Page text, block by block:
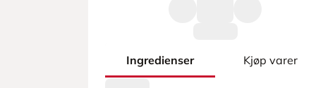
Ingredienser Kjøp varer